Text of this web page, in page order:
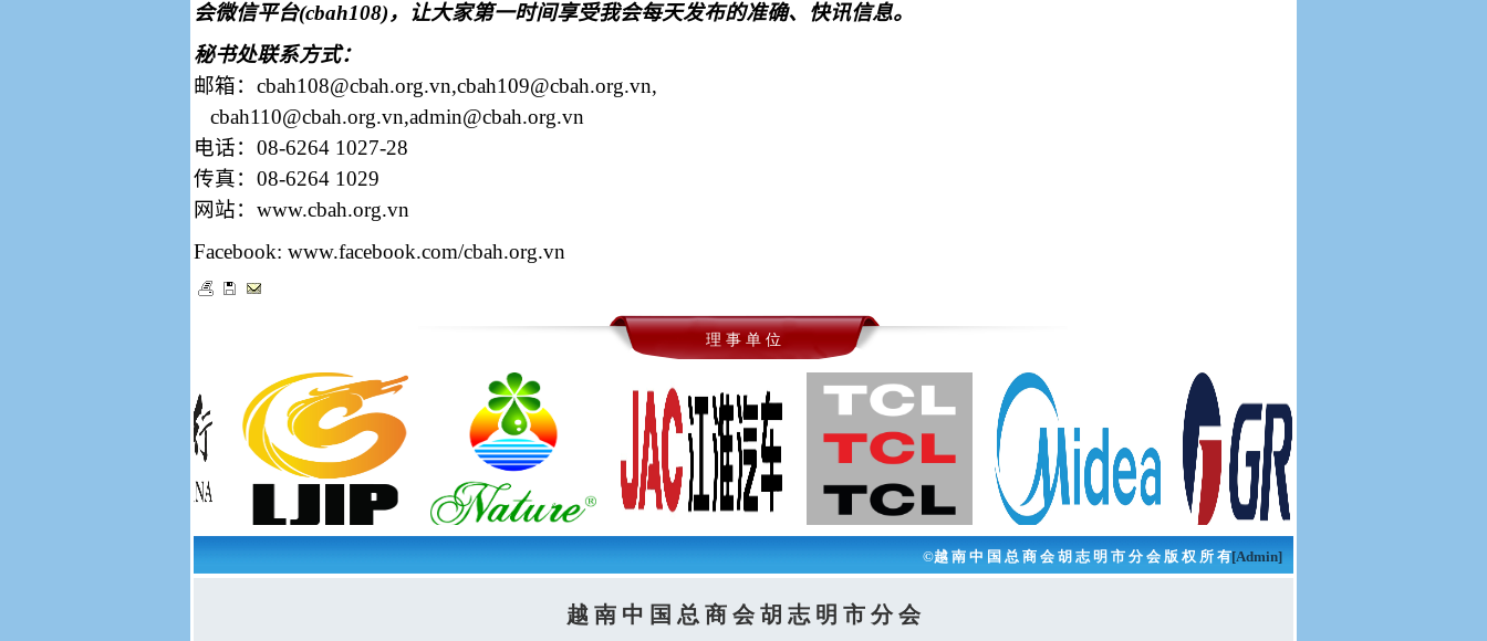
会微信平台(cbah108)，让大家第一时间享受我会每天发布的准确、快讯信息。
秘书处联系方式：
邮箱： cbah108@cbah.org.vn,cbah109@cbah.org.vn,
cbah110@cbah.org.vn,admin@cbah.org.vn
电话： 08-6264 1027-28
传真： 08-6264 1029
网站： www.cbah.org.vn
Facebook: www.facebook.com/cbah.org.vn
理 事 单 位
©越 南 中 国 总 商 会 胡 志 明 市 分 会 版 权 所 有[Admin]
越 南 中 国 总 商 会 胡 志 明 市 分 会